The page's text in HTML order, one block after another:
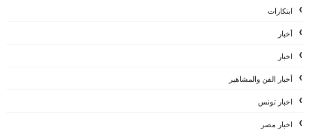
ابتكارات
أخبار
اخبار
أخبار الفن والمشاهير
اخبار تونس
اخبار مصر